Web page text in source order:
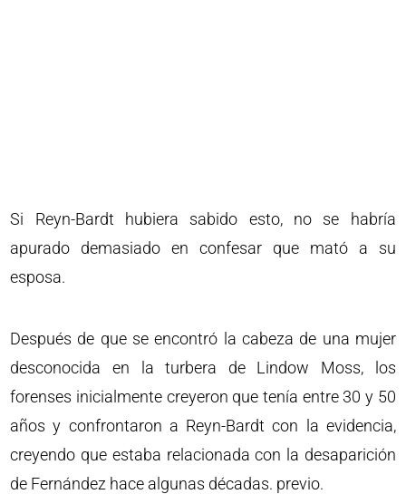
Si Reyn-Bardt hubiera sabido esto, no se habría
apurado demasiado en confesar que mató a su
esposa.
Después de que se encontró la cabeza de una mujer
desconocida en la turbera de Lindow Moss, los
forenses inicialmente creyeron que tenía entre 30 y 50
años y confrontaron a Reyn-Bardt con la evidencia,
creyendo que estaba relacionada con la desaparición
de Fernández hace algunas décadas. previo.